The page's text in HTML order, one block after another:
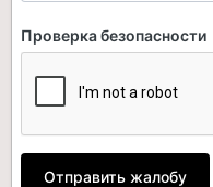
Проверка безопасности
Отправить жалобу